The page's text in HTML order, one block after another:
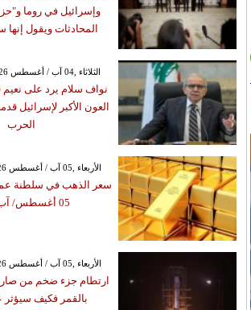
وإسرائيل في روما
المحادثات ويقول إنها
GMT 14:18 2026 الثلاثاء ,04 آب / أغسطس
نواف سلام يرد على
العون الأكبر لإسرائيل
الحرب
GMT 06:35 2026 الأربعاء ,05 آب / أغسطس
سعر الذهب في سلطنة
05 أغسطس/ آب 2026
GMT 11:42 2026 الأربعاء ,05 آب / أغسطس
ارتطام جزء ضخم من
بالقمر فكيف سيؤثر